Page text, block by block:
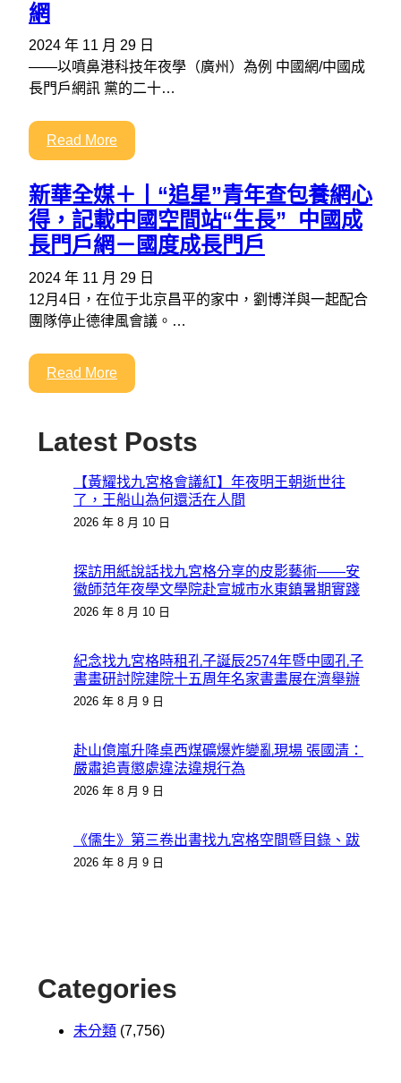
網
2024 年 11 月 29 日
——以噴鼻港科技年夜學（廣州）為例 中國網/中國成
長門戶網訊 黨的二十…
Read More
新華全媒＋丨“追星”青年查包養網心
得，記載中國空間站“生長”_中國成
長門戶網－國度成長門戶
2024 年 11 月 29 日
12月4日，在位于北京昌平的家中，劉博洋與一起配合
團隊停止德律風會議。…
Read More
Latest Posts
【黃耀找九宮格會議紅】年夜明王朝逝世往
了，王船山為何還活在人間
2026 年 8 月 10 日
探訪用紙說話找九宮格分享的皮影藝術——安
徽師范年夜學文學院赴宣城市水東鎮暑期實踐
2026 年 8 月 10 日
紀念找九宮格時租孔子誕辰2574年暨中國孔子
書畫研討院建院十五周年名家書畫展在濟舉辦
2026 年 8 月 9 日
赴山億嵐升降桌西煤礦爆炸變亂現場 張國清：
嚴肅追責懲處違法違規行為
2026 年 8 月 9 日
《儒生》第三卷出書找九宮格空間暨目錄、跋
2026 年 8 月 9 日
Categories
未分類 (7,756)